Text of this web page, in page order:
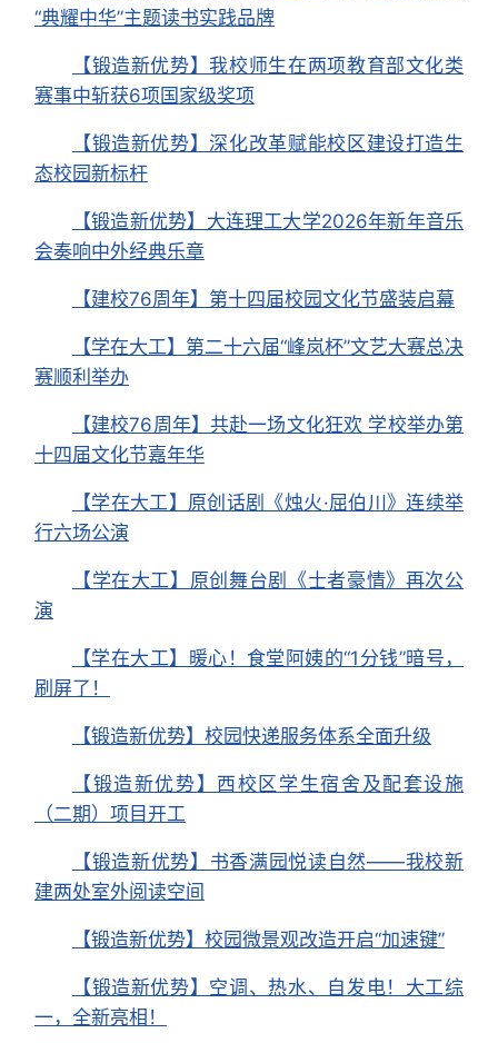
“典耀中华”主题读书实践品牌
【锻造新优势】我校师生在两项教育部文化类
赛事中斩获6项国家级奖项
【锻造新优势】深化改革赋能校区建设打造生
态校园新标杆
【锻造新优势】大连理工大学2026年新年音乐
会奏响中外经典乐章
【建校76周年】第十四届校园文化节盛装启幕
【学在大工】第二十六届“峰岚杯”文艺大赛总决
赛顺利举办
【建校76周年】共赴一场文化狂欢 学校举办第
十四届文化节嘉年华
【学在大工】原创话剧《烛火·屈伯川》连续举
行六场公演
【学在大工】原创舞台剧《士者豪情》再次公
演
【学在大工】暖心！食堂阿姨的“1分钱”暗号，
刷屏了！
【锻造新优势】校园快递服务体系全面升级
【锻造新优势】西校区学生宿舍及配套设施
（二期）项目开工
【锻造新优势】书香满园悦读自然——我校新
建两处室外阅读空间
【锻造新优势】校园微景观改造开启“加速键”
【锻造新优势】空调、热水、自发电！大工综
一，全新亮相！